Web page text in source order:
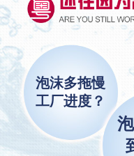
泡沫多拖慢
工厂进度？